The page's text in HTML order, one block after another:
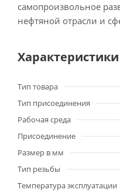
самопроизвольное
нефтяной отрасли и
Характеристики
Тип товара
Тип присоединения
Рабочая среда
Присоединение
Размер в мм
Тип резьбы
Температура эксплуатации